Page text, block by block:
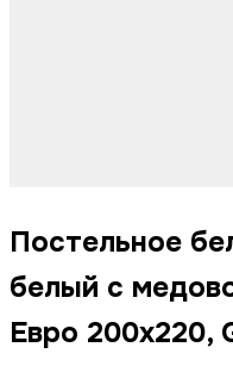
Постельное
белый с
Евро 200x220,